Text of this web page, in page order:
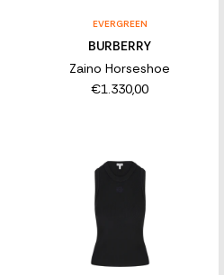
EVERGREEN
BURBERRY
Zaino Horseshoe
€1.330,00